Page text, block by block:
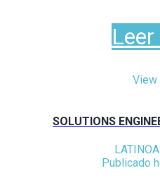
SOLUTIONS
Publicado